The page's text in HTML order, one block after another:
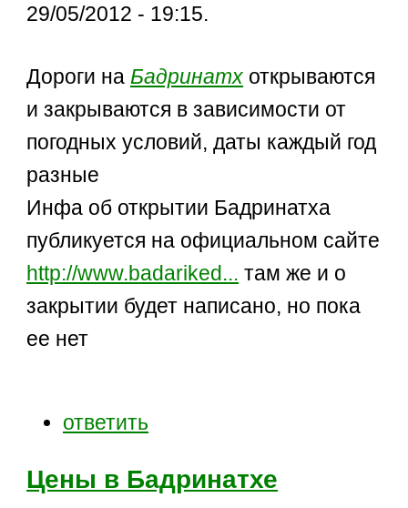
29/05/2012 - 19:15.
Дороги на Бадринатх открываются
и закрываются в зависимости от
погодных условий, даты каждый год
разные
Инфа об открытии Бадринатха
публикуется на официальном сайте
http://www.badariked... там же и о
закрытии будет написано, но пока
ее нет
ответить
Цены в Бадринатхе